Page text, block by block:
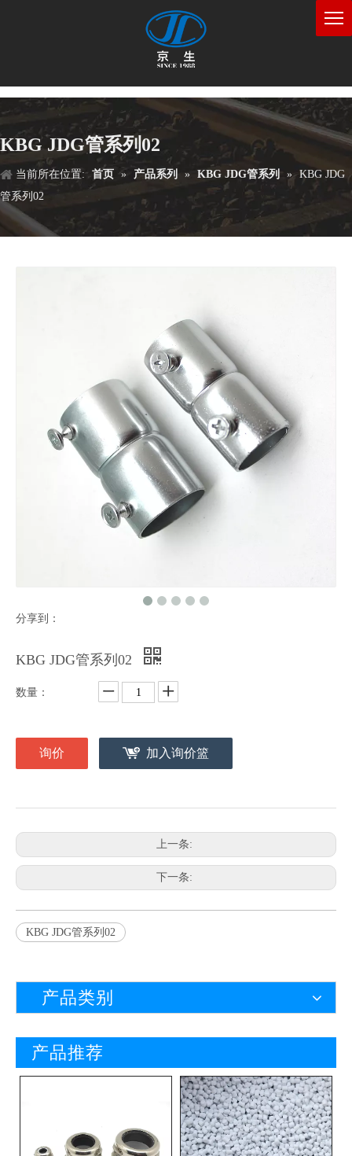
KBG JDG管系列02
当前所在位置: 首页 » 产品系列 » KBG JDG管系列 » KBG JDG
管系列02
分享到：
KBG JDG管系列02
数量：
询价 加入询价篮
上一条:
下一条:
KBG JDG管系列02
产品类别
产品推荐